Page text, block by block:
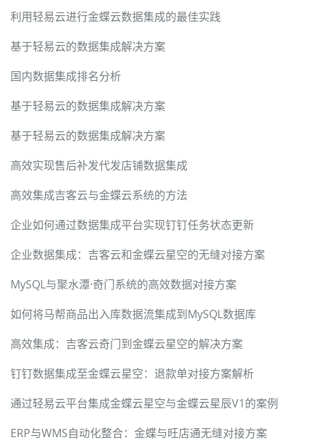
利用轻易云进行金蝶云数据集成的最佳实践
基于轻易云的数据集成解决方案
国内数据集成排名分析
基于轻易云的数据集成解决方案
基于轻易云的数据集成解决方案
高效实现售后补发代发店铺数据集成
高效集成吉客云与金蝶云系统的方法
企业如何通过数据集成平台实现钉钉任务状态更新
企业数据集成：吉客云和金蝶云星空的无缝对接方案
MySQL与聚水潭·奇门系统的高效数据对接方案
如何将马帮商品出入库数据流集成到MySQL数据库
高效集成：吉客云奇门到金蝶云星空的解决方案
钉钉数据集成至金蝶云星空：退款单对接方案解析
通过轻易云平台集成金蝶云星空与金蝶云星辰V1的案例
ERP与WMS自动化整合：金蝶与旺店通无缝对接方案